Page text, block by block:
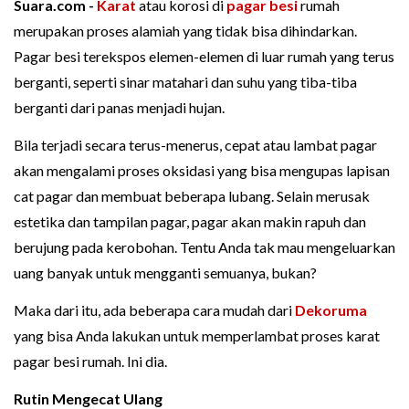
Suara.com - Karat atau korosi di pagar besirumah
merupakan proses alamiah yang tidak bisa dihindarkan.
Pagar besi terekspos elemen-elemen di luar rumah yang terus
berganti, seperti sinar matahari dan suhu yang tiba-tiba
berganti dari panas menjadi hujan.
Bila terjadi secara terus-menerus, cepat atau lambat pagar
akan mengalami proses oksidasi yang bisa mengupas lapisan
cat pagar dan membuat beberapa lubang. Selain merusak
estetika dan tampilan pagar, pagar akan makin rapuh dan
berujung pada kerobohan. Tentu Anda tak mau mengeluarkan
uang banyak untuk mengganti semuanya, bukan?
Maka dari itu, ada beberapa cara mudah dari Dekoruma
yang bisa Anda lakukan untuk memperlambat proses karat
pagar besi rumah. Ini dia.
Rutin Mengecat Ulang